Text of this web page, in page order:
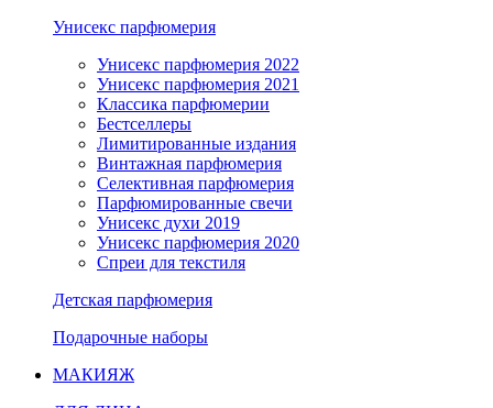
Унисекс парфюмерия
Унисекс парфюмерия 2022
Унисекс парфюмерия 2021
Классика парфюмерии
Бестселлеры
Лимитированные издания
Винтажная парфюмерия
Селективная парфюмерия
Парфюмированные свечи
Унисекс духи 2019
Унисекс парфюмерия 2020
Спреи для текстиля
Детская парфюмерия
Подарочные наборы
МАКИЯЖ